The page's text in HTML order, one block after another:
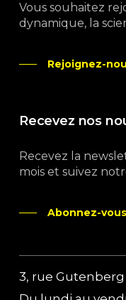
Vous souhaitez
dynamique, la
Rejoignez-
Recevez nos
Recevez la
mois et suivez
Abonnez-
3, rue Gutenberg